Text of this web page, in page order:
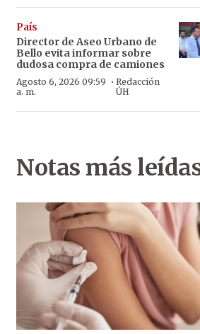
País
Director de Aseo Urbano de
Bello evita informar sobre
dudosa compra de camiones
Agosto 6, 2026 09:59
a. m.
· Redacción
ÚH
Notas más